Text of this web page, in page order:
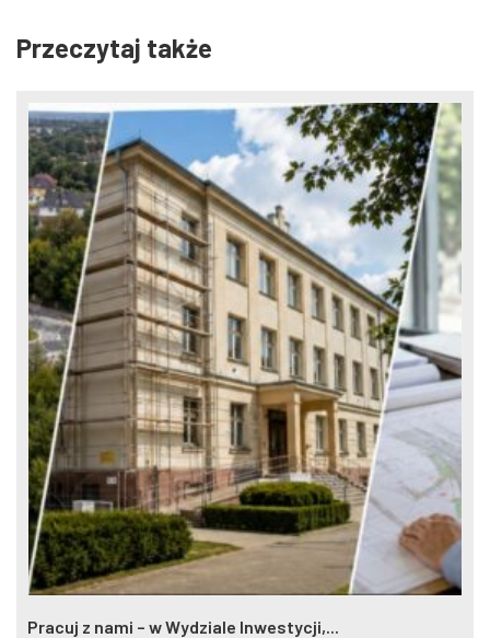
Przeczytaj także
Pracuj z nami – w Wydziale Inwestycji,...